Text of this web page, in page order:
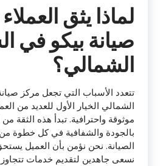
لماذا يثق
صيانة بيكو في
الشمالي؟
تتعدد الأسباب التي تجعل مركز
الشمالي الخيار الأول للعديد من
موثوقة واحترافية. تبدأ هذه الثقة من
بالجودة والشفافية في كل خطوة
الصيانة. نحن نؤمن بأن العميل
نسعى جاهدين لتقديم خدمات تتجاوز